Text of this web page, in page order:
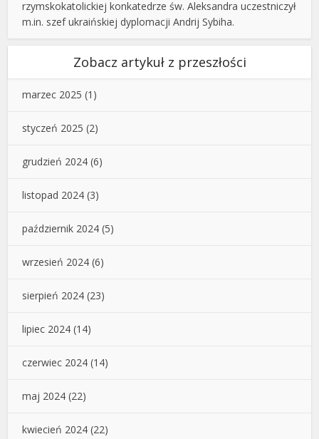
rzymskokatolickiej konkatedrze św. Aleksandra uczestniczył
m.in. szef ukraińskiej dyplomacji Andrij Sybiha.
Zobacz artykuł z przeszłości
marzec 2025 (1)
styczeń 2025 (2)
grudzień 2024 (6)
listopad 2024 (3)
październik 2024 (5)
wrzesień 2024 (6)
sierpień 2024 (23)
lipiec 2024 (14)
czerwiec 2024 (14)
maj 2024 (22)
kwiecień 2024 (22)